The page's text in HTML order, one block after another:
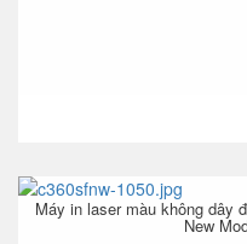
Máy in laser màu không dây
New